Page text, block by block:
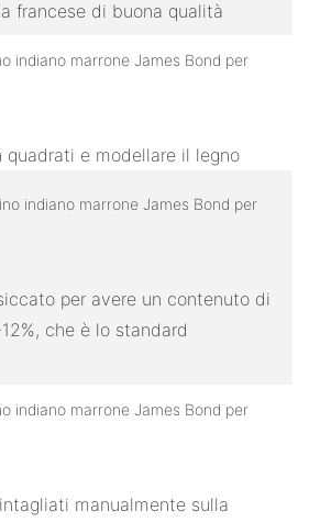
francese di buona qualità
quadrati e modellare il legno
per avere un contenuto di
che è lo standard
manualmente sulla